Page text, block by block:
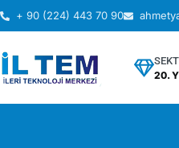
+ 90 (224) 443 70 90
20.